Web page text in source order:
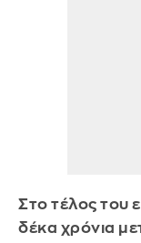
Στο τέλος του
δέκα χρόνια